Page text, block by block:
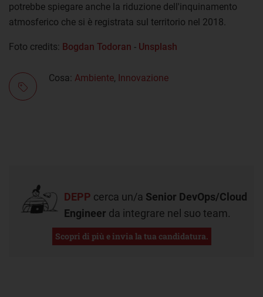
potrebbe spiegare anche la riduzione dell'inquinamento
atmosferico che si è registrata sul territorio nel 2018.
Foto credits: Bogdan Todoran - Unsplash
Cosa: Ambiente, Innovazione
DEPP cerca un/a Senior DevOps/Cloud
Engineer da integrare nel suo team.
Scopri di più e invia la tua candidatura.